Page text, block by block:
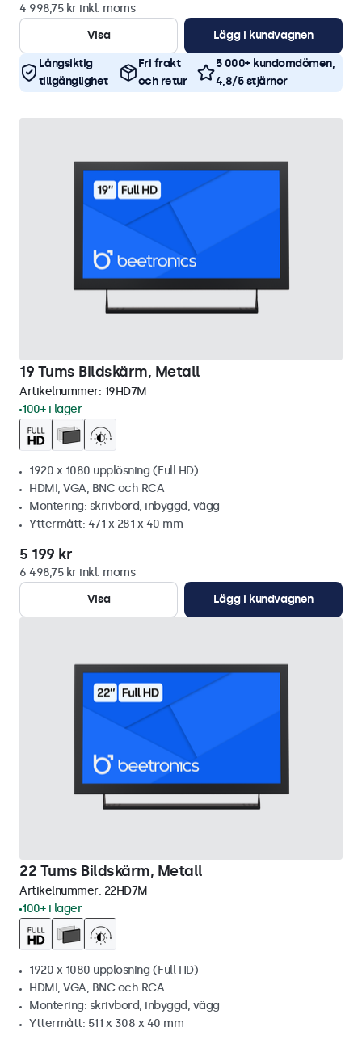
4 998,75 kr inkl. moms
Visa
Lägg i kundvagnen
Långsiktig
tillgänglighet
Fri frakt
och retur
5 000+ kundomdömen,
4,8/5 stjärnor
19 Tums Bildskärm, Metall
Artikelnummer: 19HD7M
100+ i lager
1920 x 1080 upplösning (Full HD)
HDMI, VGA, BNC och RCA
Montering: skrivbord, inbyggd, vägg
Yttermått: 471 x 281 x 40 mm
5 199 kr
6 498,75 kr inkl. moms
Visa
Lägg i kundvagnen
22 Tums Bildskärm, Metall
Artikelnummer: 22HD7M
100+ i lager
1920 x 1080 upplösning (Full HD)
HDMI, VGA, BNC och RCA
Montering: skrivbord, inbyggd, vägg
Yttermått: 511 x 308 x 40 mm